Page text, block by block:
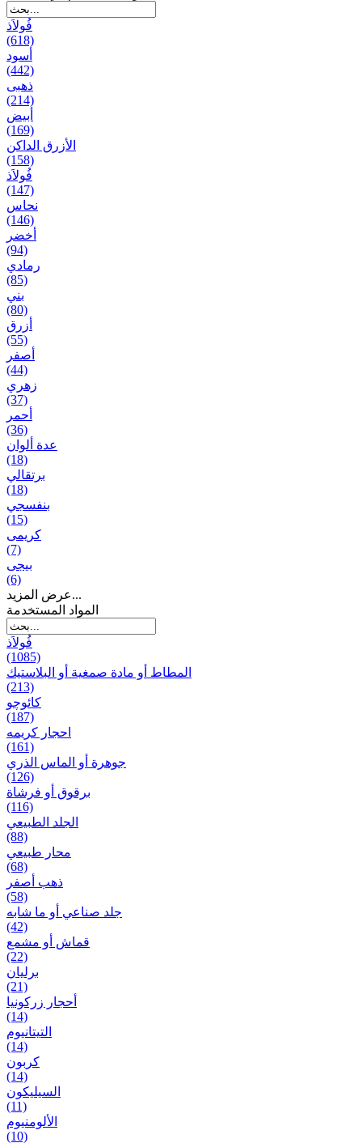
فُولاَذ
(618)
أسود
(442)
ذهبی
(214)
أبيض
(169)
الأزرق الداكن
(158)
فُولاَذ
(147)
نحاس
(146)
أخضر
(94)
رمادي
(85)
بني
(80)
أزرق
(55)
أصفر
(44)
زهري
(37)
أحمر
(36)
عدة ألوان
(18)
برتقالي
(18)
بنفسجي
(15)
کریمی
(7)
بيجی
(6)
عرض المزيد...
المواد المستخدمة
فُولاَذ
(1085)
المطاط أو مادة صمغية أو البلاستيك
(213)
کائوچو
(187)
احجار کریمه
(161)
جوهرة أو الماس الذري
(126)
برقوق أو فرشاة
(116)
الجلد الطبيعي
(88)
محار طبيعي
(68)
ذهب أصفر
(58)
جلد صناعي أو ما شابه
(42)
قماش أو مشمع
(22)
برلیان
(21)
أحجار زركونيا
(14)
التيتانيوم
(14)
كربون
(14)
السيليكون
(11)
الألومنيوم
(10)